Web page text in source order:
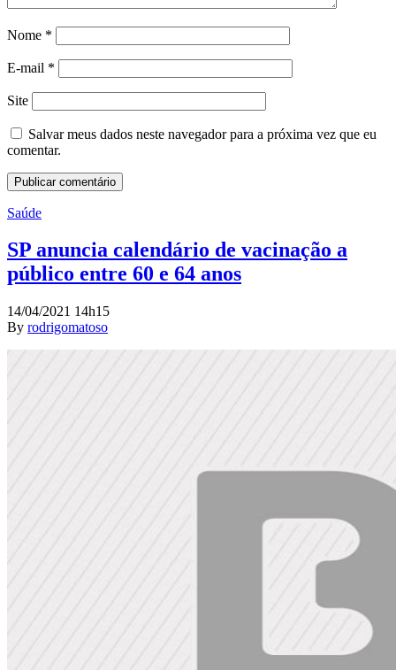
Nome *
E-mail *
Site
Salvar meus dados neste navegador para a próxima vez que eu
comentar.
Saúde
SP anuncia calendário de vacinação a
público entre 60 e 64 anos
14/04/2021 14h15
By rodrigomatoso